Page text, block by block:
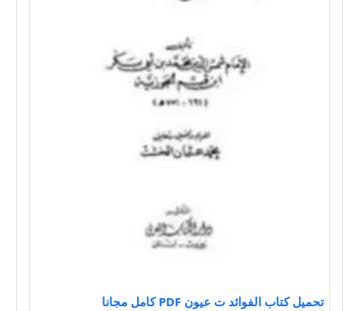
تحميل كتاب الفوائد ت عيون PDF كامل مجانا